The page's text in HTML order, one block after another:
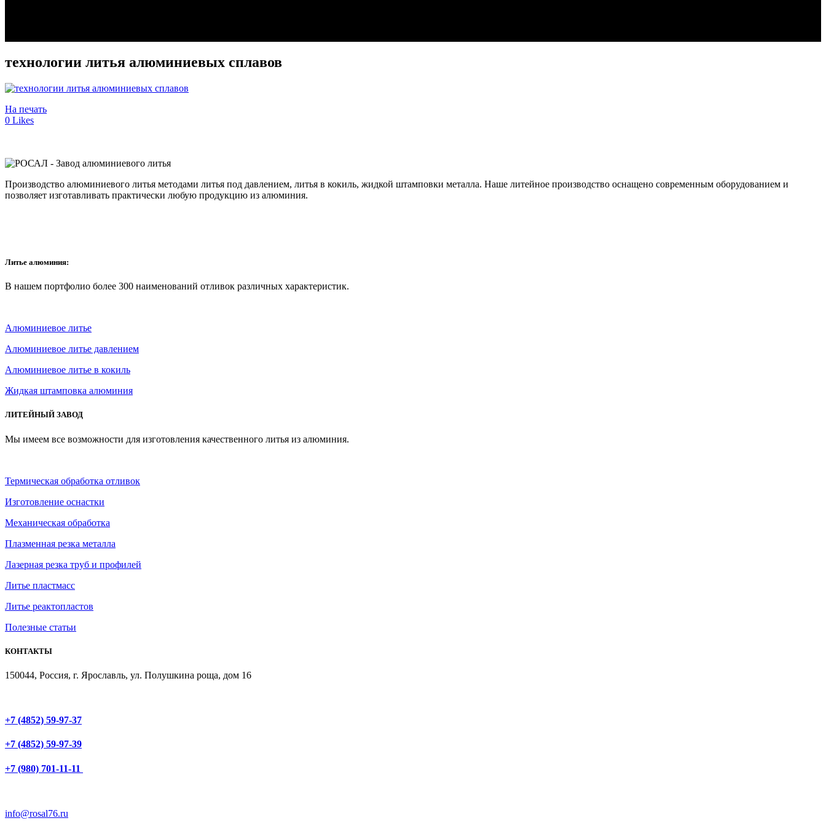
технологии литья алюминиевых сплавов
На печать
0 Likes
Производство алюминиевого литья методами литья под давлением, литья в кокиль, жидкой штамповки металла. Наше литейное производство оснащено современным оборудованием и
позволяет изготавливать практически любую продукцию из алюминия.
Литье алюминия:
В нашем портфолио более 300 наименований отливок различных характеристик.
Алюминиевое литье
Алюминиевое литье давлением
Алюминиевое литье в кокиль
Жидкая штамповка алюминия
ЛИТЕЙНЫЙ ЗАВОД
Мы имеем все возможности для изготовления качественного литья из алюминия.
Термическая обработка отливок
Изготовление оснастки
Механическая обработка
Плазменная резка металла
Лазерная резка труб и профилей
Литье пластмасс
Литье реактопластов
Полезные статьи
КОНТАКТЫ
150044, Россия, г. Ярославль, ул. Полушкина роща, дом 16
+7 (4852) 59-97-37
+7 (4852) 59-97-39
+7 (980) 701-11-11
info@rosal76.ru